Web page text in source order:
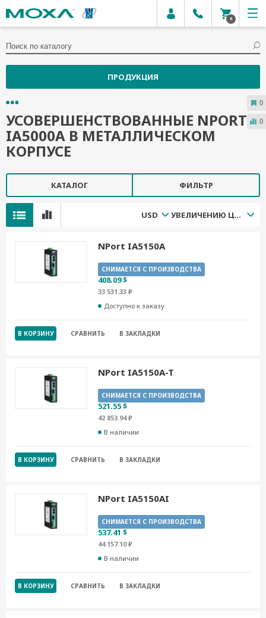
0
ПРОДУКЦИЯ
УСОВЕРШЕНСТВОВАННЫЕ NPORT
IA5000A В МЕТАЛЛИЧЕСКОМ
КОРПУСЕ
КАТАЛОГ ФИЛЬТР
USD УВЕЛИЧЕНИЮ ЦЕНЫ
NPort IA5150A
СНИМАЕТСЯ С ПРОИЗВОДСТВА
408.09 $
33 531.33 ₽
Доступно к заказу
В КОРЗИНУ СРАВНИТЬ В ЗАКЛАДКИ
NPort IA5150A-T
СНИМАЕТСЯ С ПРОИЗВОДСТВА
521.55 $
42 853.94 ₽
В наличии
В КОРЗИНУ СРАВНИТЬ В ЗАКЛАДКИ
NPort IA5150AI
СНИМАЕТСЯ С ПРОИЗВОДСТВА
537.41 $
44 157.10 ₽
В наличии
В КОРЗИНУ СРАВНИТЬ В ЗАКЛАДКИ
0
0